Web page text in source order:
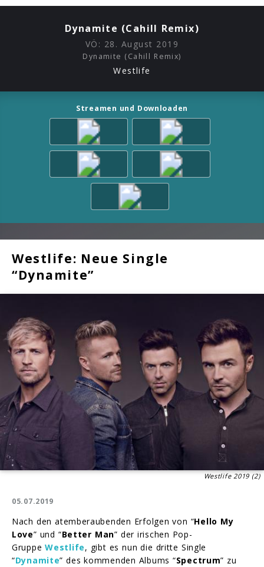
Dynamite (Cahill Remix)
VÖ: 28. August 2019
Dynamite (Cahill Remix)
Westlife
Streamen und Downloaden
Westlife: Neue Single
“Dynamite”
Westlife 2019 (2)
05.07.2019
Nach den atemberaubenden Erfolgen von “Hello My
Love” und “Better Man” der irischen Pop-
GruppeWestlife, gibt es nun die dritte Single
“Dynamite” des kommenden Albums “Spectrum” zu